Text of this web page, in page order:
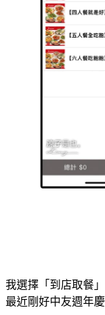
我選擇「到店取餐
最近剛好中友週年